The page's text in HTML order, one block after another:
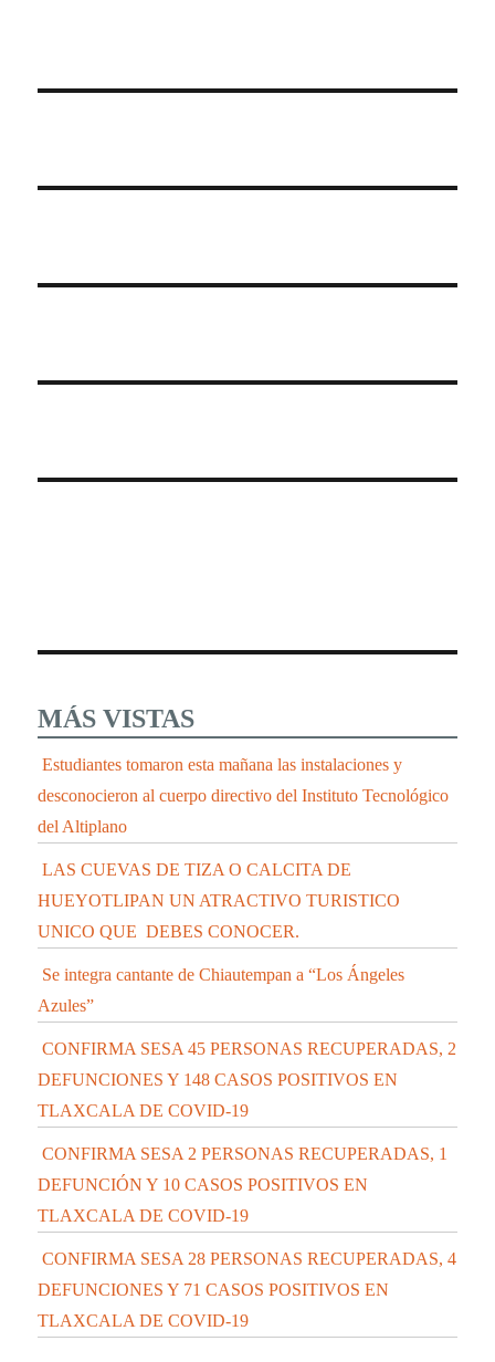
MÁS VISTAS
Estudiantes tomaron esta mañana las instalaciones y
desconocieron al cuerpo directivo del Instituto Tecnológico
del Altiplano
LAS CUEVAS DE TIZA O CALCITA DE
HUEYOTLIPAN UN ATRACTIVO TURISTICO
UNICO QUE DEBES CONOCER.
Se integra cantante de Chiautempan a “Los Ángeles
Azules”
CONFIRMA SESA 45 PERSONAS RECUPERADAS, 2
DEFUNCIONES Y 148 CASOS POSITIVOS EN
TLAXCALA DE COVID-19
CONFIRMA SESA 2 PERSONAS RECUPERADAS, 1
DEFUNCIÓN Y 10 CASOS POSITIVOS EN
TLAXCALA DE COVID-19
CONFIRMA SESA 28 PERSONAS RECUPERADAS, 4
DEFUNCIONES Y 71 CASOS POSITIVOS EN
TLAXCALA DE COVID-19